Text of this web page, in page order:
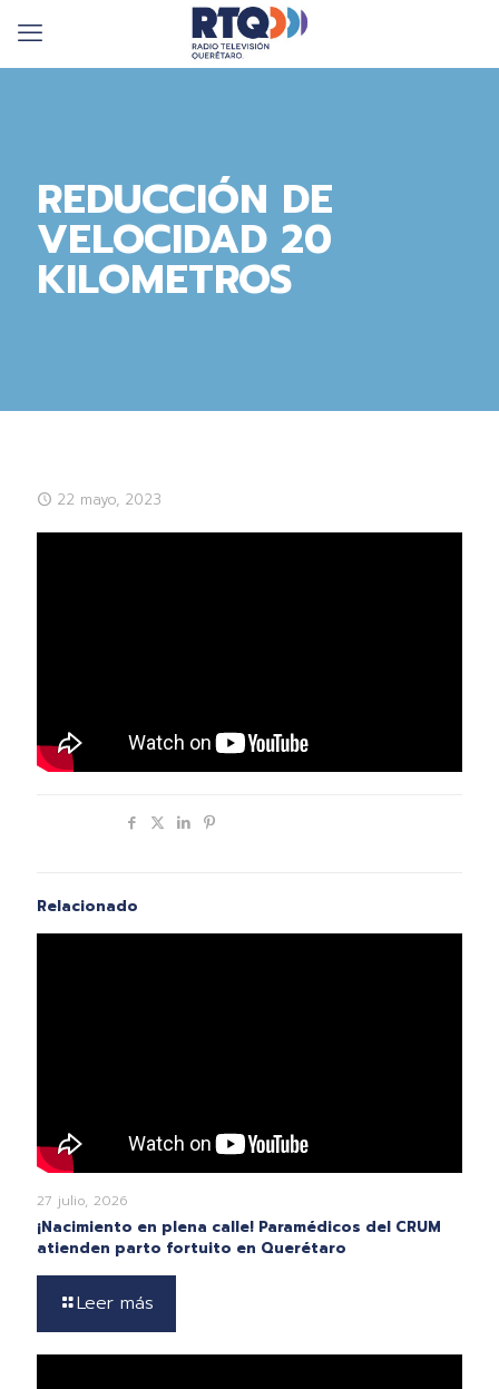
REDUCCIÓN DE
VELOCIDAD 20
KILOMETROS
22 mayo, 2023
Relacionado
27 julio, 2026
¡Nacimiento en plena calle! Paramédicos del CRUM
atienden parto fortuito en Querétaro
Leer más